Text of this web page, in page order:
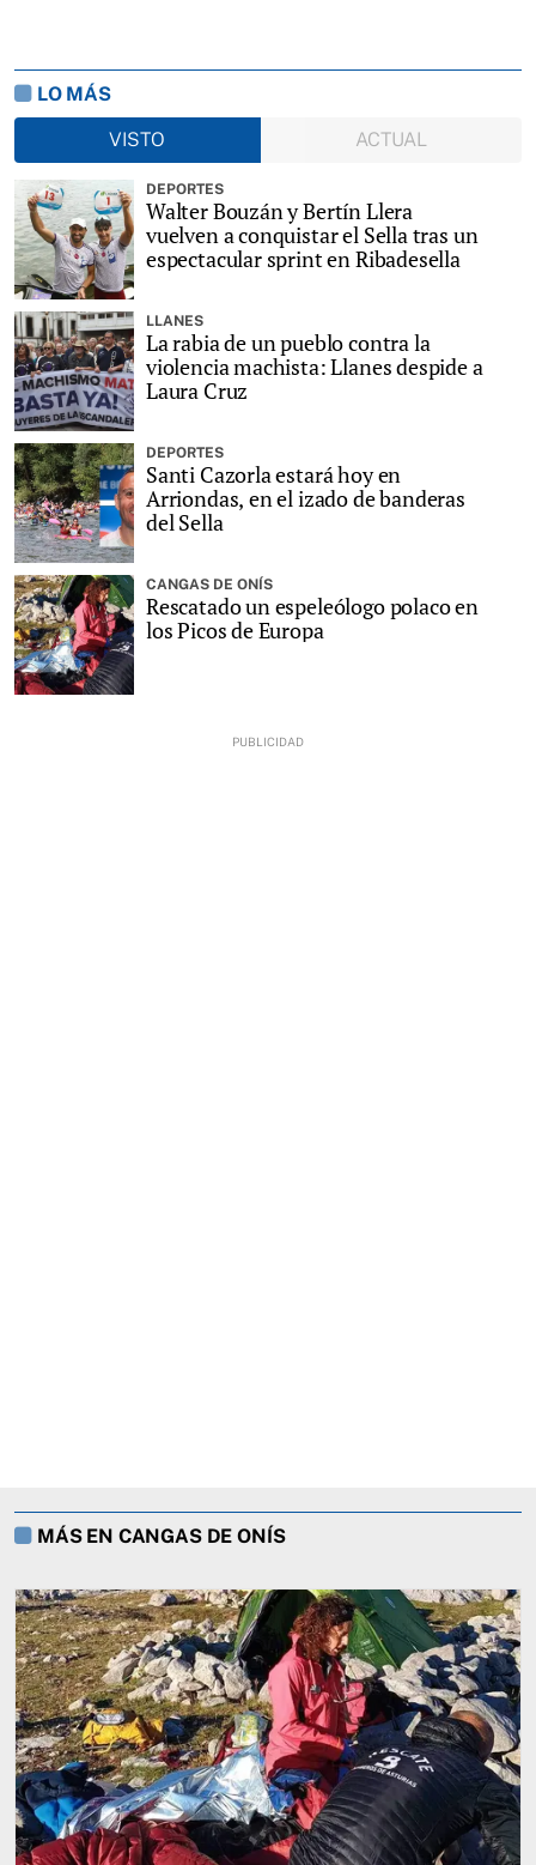
LO MÁS
VISTO
ACTUAL
DEPORTES
Walter Bouzán y Bertín Llera
vuelven a conquistar el Sella tras un
espectacular sprint en Ribadesella
LLANES
La rabia de un pueblo contra la
violencia machista: Llanes despide a
Laura Cruz
DEPORTES
Santi Cazorla estará hoy en
Arriondas, en el izado de banderas
del Sella
CANGAS DE ONÍS
Rescatado un espeleólogo polaco en
los Picos de Europa
MÁS EN CANGAS DE ONÍS